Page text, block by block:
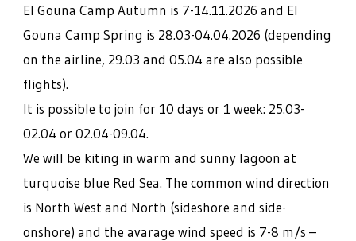
El Gouna Camp Autumn is 7-14.11.2026 and El
Gouna Camp Spring is 28.03-04.04.2026 (depending
on the airline, 29.03 and 05.04 are also possible
flights).
It is possible to join for 10 days or 1 week: 25.03-
02.04 or 02.04-09.04.
We will be kiting in warm and sunny lagoon at
turquoise blue Red Sea. The common wind direction
is North West and North (sideshore and side-
onshore) and the avarage wind speed is 7-8 m/s –